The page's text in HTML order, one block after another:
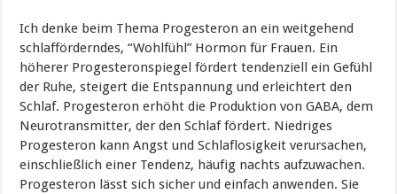
Ich denke beim Thema Progesteron an ein weitgehend
schlafförderndes, “Wohlfühl” Hormon für Frauen. Ein
höherer Progesteronspiegel fördert tendenziell ein Gefühl
der Ruhe, steigert die Entspannung und erleichtert den
Schlaf. Progesteron erhöht die Produktion von GABA, dem
Neurotransmitter, der den Schlaf fördert. Niedriges
Progesteron kann Angst und Schlaflosigkeit verursachen,
einschließlich einer Tendenz, häufig nachts aufzuwachen.
Progesteron lässt sich sicher und einfach anwenden. Sie